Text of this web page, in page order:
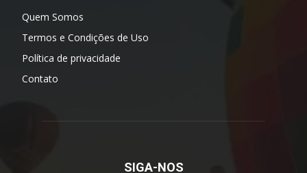
Quem Somos
Termos e Condições de Uso
Política de privacidade
Contato
SIGA-NOS